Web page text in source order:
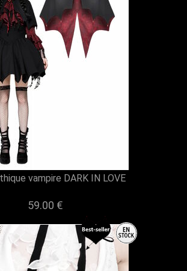
vampire DARK IN LOVE
59.00 €